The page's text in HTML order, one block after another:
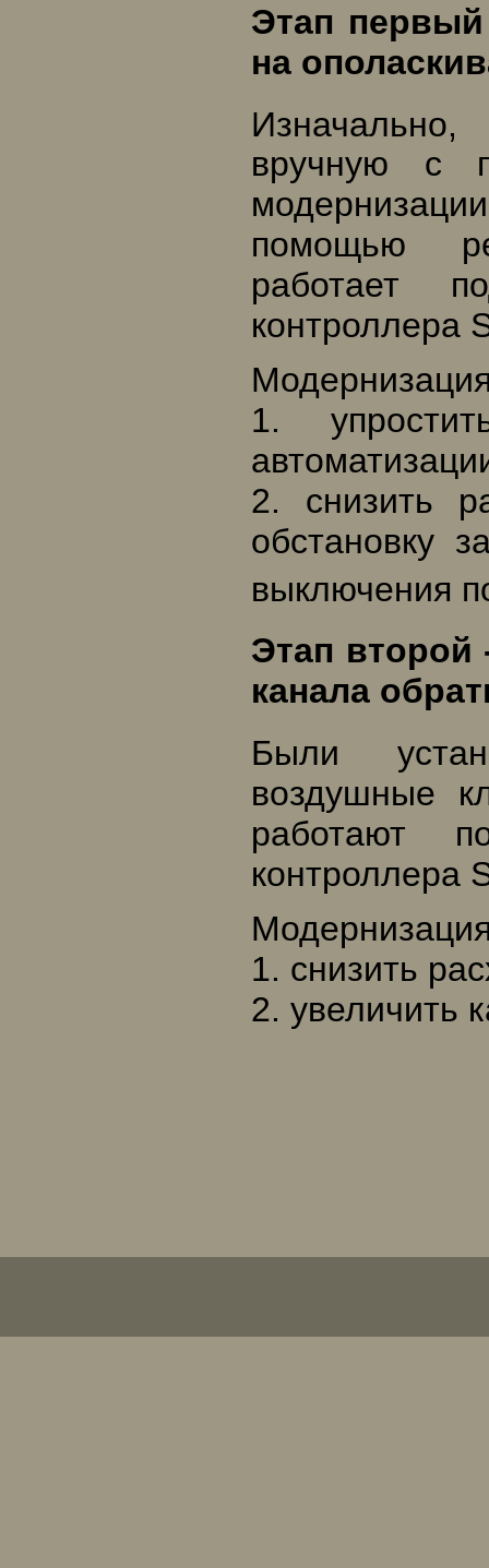
Этап
на
вручную с
помощью
работает
контроллера
1.
2. снизить
обстановку
выключения
Этап
канала
Были
воздушные
работают
контроллера
1. снизить
2. увеличить